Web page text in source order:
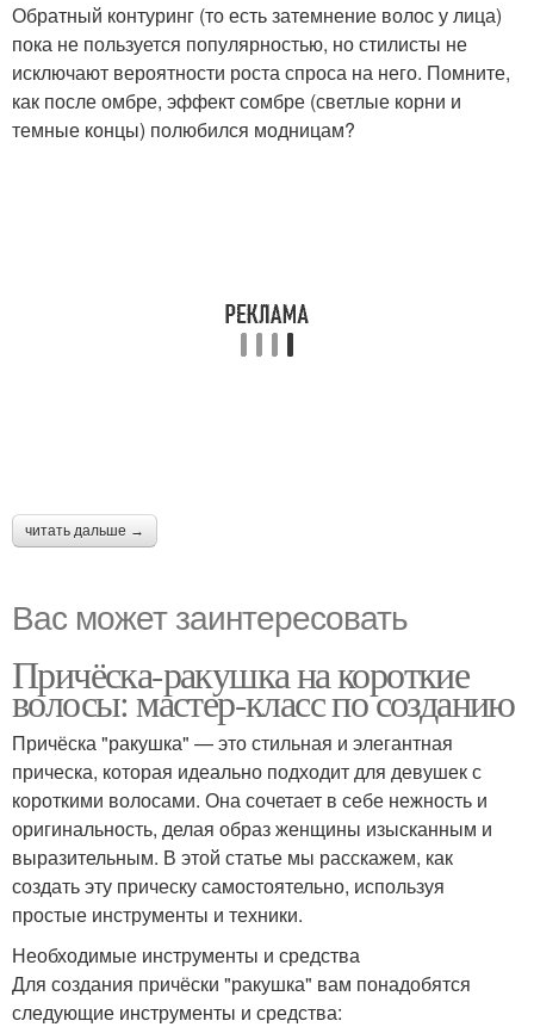
Обратный контуринг (то есть затемнение волос у лица)
пока не пользуется популярностью, но стилисты не
исключают вероятности роста спроса на него. Помните,
как после омбре, эффект сомбре (светлые корни и
темные концы) полюбился модницам?
читать дальше →
Вас может заинтересовать
Причёска-ракушка на короткие
волосы: мастер-класс по созданию
Причёска "ракушка" — это стильная и элегантная
прическа, которая идеально подходит для девушек с
короткими волосами. Она сочетает в себе нежность и
оригинальность, делая образ женщины изысканным и
выразительным. В этой статье мы расскажем, как
создать эту прическу самостоятельно, используя
простые инструменты и техники.
Необходимые инструменты и средства
Для создания причёски "ракушка" вам понадобятся
следующие инструменты и средства: